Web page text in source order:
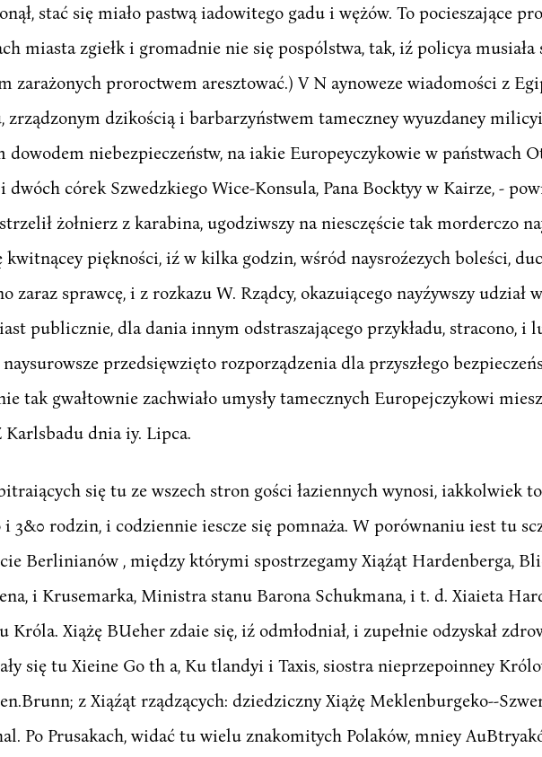
stać się miało pastwą iadowitego gadu i wężów. To pocieszające
miasta zgiełk i gromadnie nie się pospólstwa, tak, iź policya
zarażonych proroctwem aresztować.) V N aynoweze wiadomości z
zrządzonym dzikością i barbarzyństwem tameczney wyuzdaney
dowodem niebezpieczeństw, na iakie Europeyczykowie w państwach
dwóch córek Szwedzkiego Wice-Konsula, Pana Bocktyy w Kairze, -
żołnierz z karabina, ugodziwszy na niesczęście tak morderczo
kwitnącey piękności, iź w kilka godzin, wśród naysroźezych boleści,
zaraz sprawcę, i z rozkazu W. Rządcy, okazuiącego nayźywszy udział
publicznie, dla dania innym odstraszającego przykładu, stracono, i
przedsięwzięto rozporządzenia dla przyszłego
tak gwałtownie zachwiało umysły tamecznych Europejczykowi
Karlsbadu dnia iy. Lipca.
się tu ze wszech stron gości łaziennych wynosi, iakkolwiek
i 3&0 rodzin, i codziennie iescze się pomnaża. W porównaniu iest tu
Berlinianów , między którymi spostrzegamy Xiąźąt Hardenberga,
i Krusemarka, Ministra stanu Barona Schukmana, i t. d. Xiaieta
Króla. Xiążę BUeher zdaie się, iź odmłodniał, i zupełnie odzyskał
się tu Xieine Go th a, Ku tlandyi i Taxis, siostra nieprzepoinney
z Xiąźąt rządzących: dziedziczny Xiążę Meklenburgeko--
Po Prusakach, widać tu wielu znakomitych Polaków, mniey